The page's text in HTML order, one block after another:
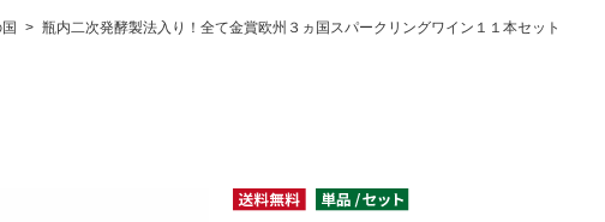
> 瓶内二次発酵製法入り！全て金賞欧州３ヵ国スパークリングワイン１１本セット